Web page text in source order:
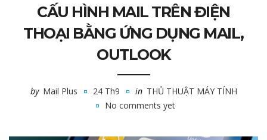
CẤU HÌNH MAIL TRÊN ĐIỆN
THOẠI BẰNG ỨNG DỤNG MAIL,
OUTLOOK
by Mail Plus 24 Th9 in THỦ THUẬT MÁY TÍNH
No comments yet